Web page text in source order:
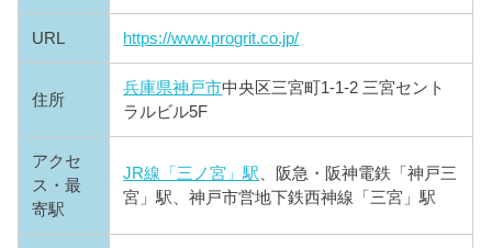
URL https://www.progrit.co.jp/
住所
兵庫県神戸市中央区三宮町1-1-2 三宮セント
ラルビル5F
アクセ
ス・最
寄駅
JR線「三ノ宮」駅 、阪急・阪神電鉄「神戸三
宮」駅、神戸市営地下鉄西神線「三宮」駅